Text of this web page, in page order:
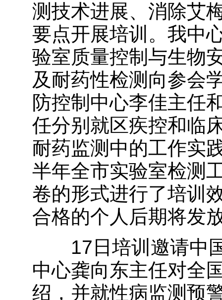
测技术进展、消除艾
要点开展培训。我中
验室质量控制与生物
及耐药性检测向参会
防控制中心李佳主任
任分别就区疾控和临
耐药监测中的工作实
半年全市实验室检测
卷的形式进行了培训
合格的个人后期将发
17日培训邀请中国
中心龚向东主任对全
绍，并就性病监测预